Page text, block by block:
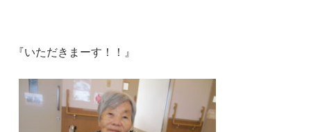
『いただきまーす！！』